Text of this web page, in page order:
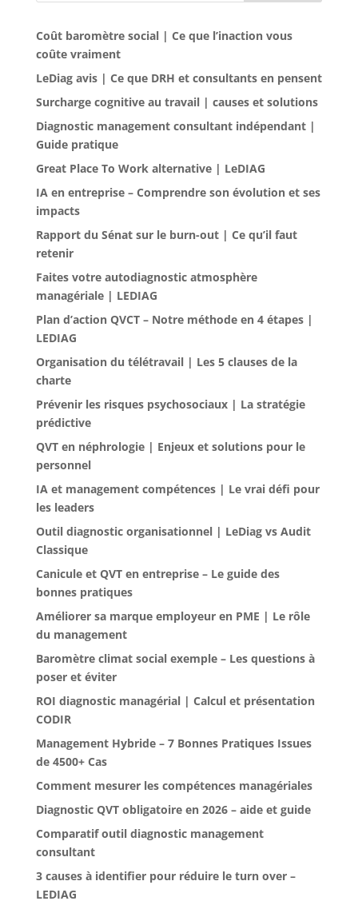
Coût baromètre social | Ce que l’inaction vous
coûte vraiment
LeDiag avis | Ce que DRH et consultants en pensent
Surcharge cognitive au travail | causes et solutions
Diagnostic management consultant indépendant |
Guide pratique
Great Place To Work alternative | LeDIAG
IA en entreprise – Comprendre son évolution et ses
impacts
Rapport du Sénat sur le burn-out | Ce qu’il faut
retenir
Faites votre autodiagnostic atmosphère
managériale | LEDIAG
Plan d’action QVCT – Notre méthode en 4 étapes |
LEDIAG
Organisation du télétravail | Les 5 clauses de la
charte
Prévenir les risques psychosociaux | La stratégie
prédictive
QVT en néphrologie | Enjeux et solutions pour le
personnel
IA et management compétences | Le vrai défi pour
les leaders
Outil diagnostic organisationnel | LeDiag vs Audit
Classique
Canicule et QVT en entreprise – Le guide des
bonnes pratiques
Améliorer sa marque employeur en PME | Le rôle
du management
Baromètre climat social exemple – Les questions à
poser et éviter
ROI diagnostic managérial | Calcul et présentation
CODIR
Management Hybride – 7 Bonnes Pratiques Issues
de 4500+ Cas
Comment mesurer les compétences managériales
Diagnostic QVT obligatoire en 2026 – aide et guide
Comparatif outil diagnostic management
consultant
3 causes à identifier pour réduire le turn over –
LEDIAG